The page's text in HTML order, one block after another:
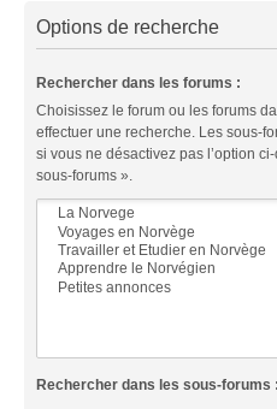
Options de recherche
Rechercher dans les forums :
Choisissez le forum ou les forums
effectuer une recherche. Les sous-
si vous ne désactivez pas l’option
sous-forums ».
Rechercher dans les sous-forums :